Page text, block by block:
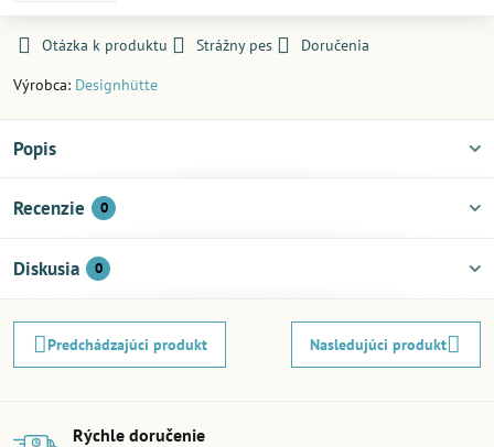
Otázka k produktu Strážny pes
Doručenia
Výrobca: Designhütte
Popis
Recenzie 0
Diskusia 0
Predchádzajúci produkt Nasledujúci produkt
Rýchle doručenie